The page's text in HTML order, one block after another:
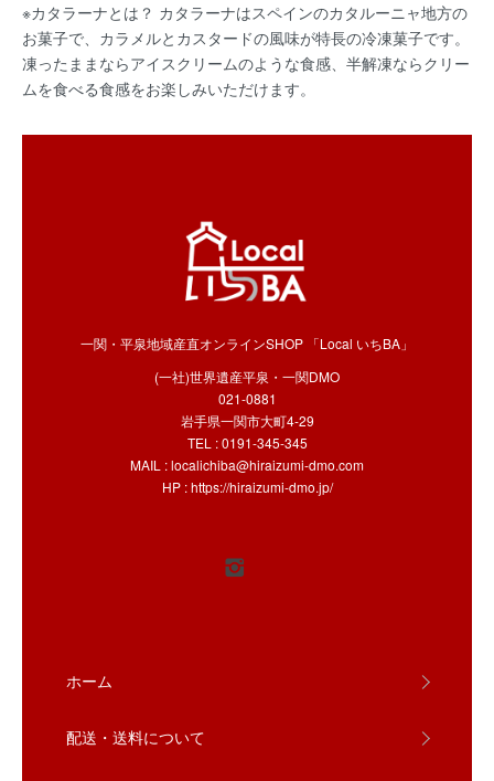
※カタラーナとは？ カタラーナはスペインのカタルーニャ地方の
お菓子で、カラメルとカスタードの風味が特長の冷凍菓子です。
凍ったままならアイスクリームのような食感、半解凍ならクリー
ムを食べる食感をお楽しみいただけます。
一関・平泉地域産直オンラインSHOP 「Local いちBA」
(一社)世界遺産平泉・一関DMO
021-0881
岩手県一関市大町4-29
TEL : 0191-345-345
MAIL :localichiba@hiraizumi-dmo.com
HP :https://hiraizumi-dmo.jp/
ホーム
配送・送料について